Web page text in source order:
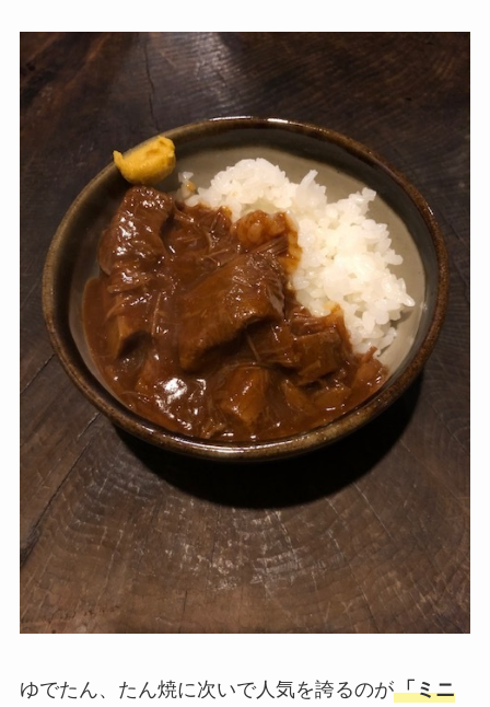
ゆでたん、たん焼に次いで人気を誇るのが「ミニ